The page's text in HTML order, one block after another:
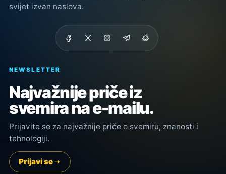
svijet izvan naslova.
NEWSLETTER
Najvažnije priče iz
svemira na e-mailu.
Prijavite se za najvažnije priče o svemiru, znanosti i
tehnologiji.
Prijavi se